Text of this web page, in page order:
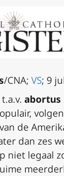
/CNA; VS; 9
abortus
de
dan zes
niet legaal